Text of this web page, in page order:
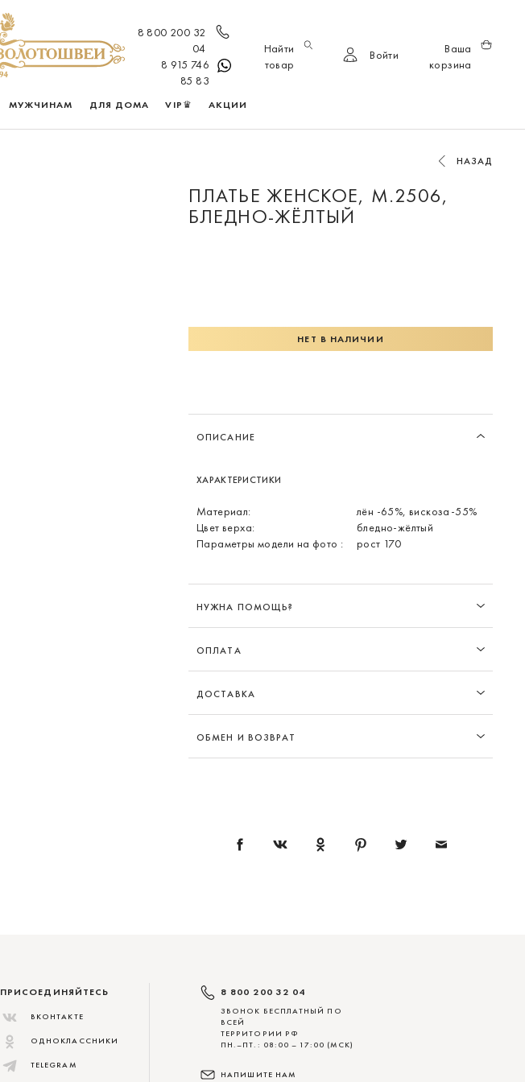
8 800 200 32
04
8 915 746
85 83
Найти
товар
Войти
Ваша
корзина
МУЖЧИНАМ ДЛЯ ДОМА VIP♛ АКЦИИ
НАЗАД
ПЛАТЬЕ ЖЕНСКОЕ, М.2506,
БЛЕДНО-ЖЁЛТЫЙ
НЕТ В НАЛИЧИИ
ОПИСАНИЕ
ХАРАКТЕРИСТИКИ
Материал:
лён -65%, вискоза-55%
Цвет верха:
бледно-жёлтый
Параметры модели на фото :
рост 170
НУЖНА ПОМОЩЬ?
ОПЛАТА
ДОСТАВКА
ОБМЕН И ВОЗВРАТ
ПРИСОЕДИНЯЙТЕСЬ
ВКОНТАКТЕ
ОДНОКЛАССНИКИ
TELEGRAM
8 800 200 32 04
ЗВОНОК БЕСПЛАТНЫЙ ПО
ВСЕЙ
ТЕРРИТОРИИ РФ
ПН.–ПТ.: 08:00 – 17:00 (МСК)
НАПИШИТЕ НАМ